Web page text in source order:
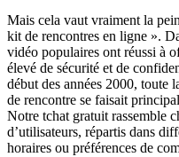
Mais cela vaut vraiment la
kit de rencontres en ligne ».
vidéo populaires ont réussi à
élevé de sécurité et de
début des années 2000, toute
de rencontre se faisait
Notre tchat gratuit rassemble
d’utilisateurs, répartis dans
horaires ou préférences de